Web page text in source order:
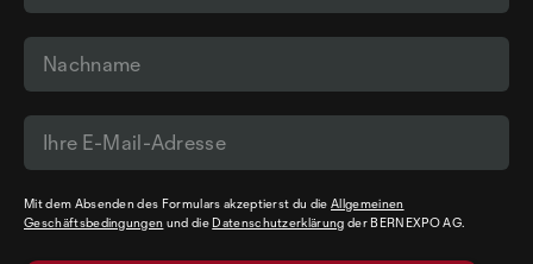
Mit dem Absenden des Formulars akzeptierst du dieAllgemeinen
Geschäftsbedingungen und die Datenschutzerklärung der BERNEXPO AG.